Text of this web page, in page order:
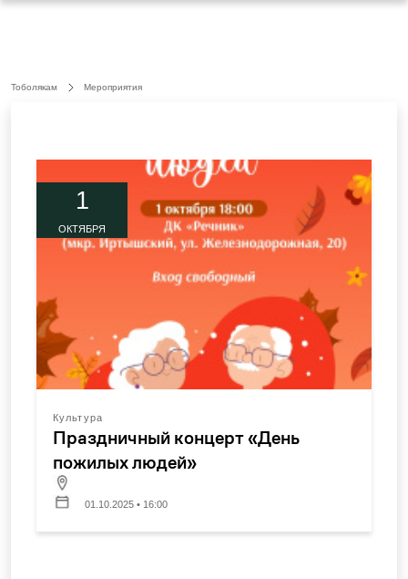
Тоболякам Мероприятия
1
ОКТЯБРЯ
Культура
Праздничный концерт «День
пожилых людей»
01.10.2025 • 16:00